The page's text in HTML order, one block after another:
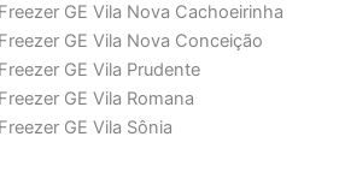
GE Vila Nova Cachoeirinha
GE Vila Nova Conceição
GE Vila Prudente
GE Vila Romana
GE Vila Sônia